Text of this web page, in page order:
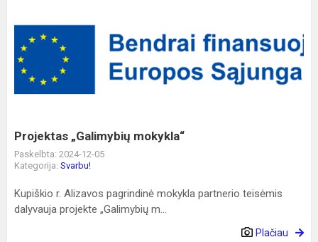
„Galimybių
mokykla“
Projektas „Galimybių mokykla“
Paskelbta: 2024-12-05
Kategorija: Svarbu!
Kupiškio r. Alizavos pagrindinė mokykla partnerio teisėmis
dalyvauja projekte „Galimybių m...
Plačiau